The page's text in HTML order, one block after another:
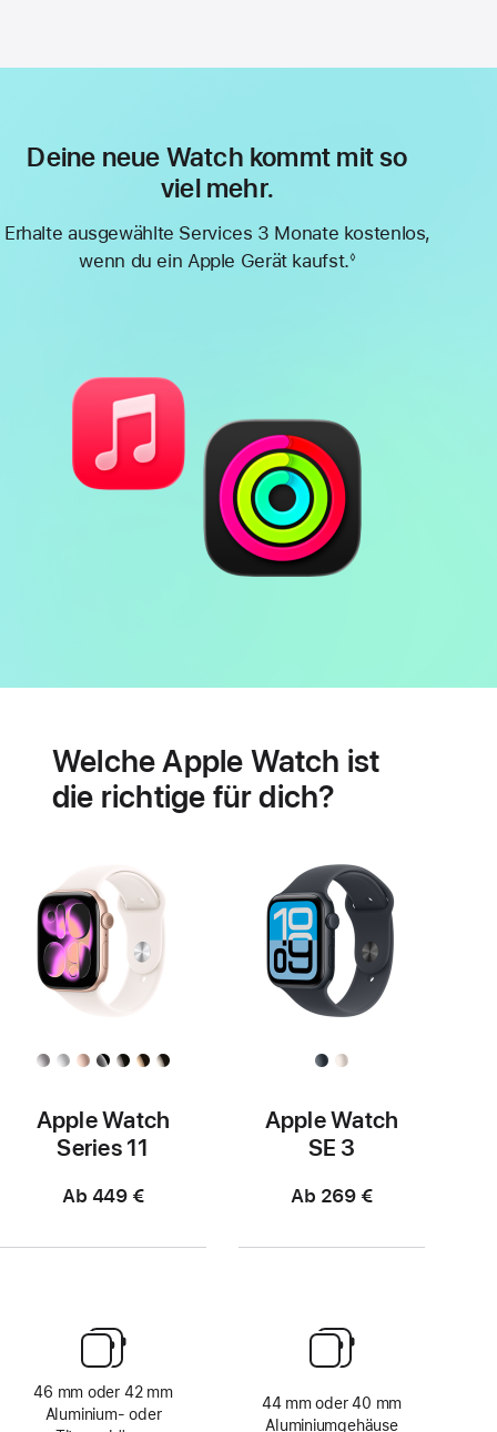
Deine neue Watch kommt mit so
viel mehr.
Erhalte ausgewählte Services 3 Monate kostenlos,
wenn du ein Apple Gerät kaufst.◊
Herzgesundheit
Welche Apple Watch ist
die richtige für dich?
Apple Watch
Series 11
Ab 449 €
46 mm oder 42 mm
Aluminium‑ oder
Apple Watch
SE 3
Ab 269 €
44 mm oder 40 mm
Aluminiumgehäuse